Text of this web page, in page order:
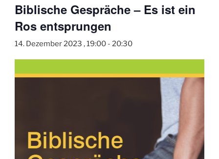
Biblische Gespräche – Es ist ein
Ros entsprungen
14. Dezember 2023 , 19:00 - 20:30